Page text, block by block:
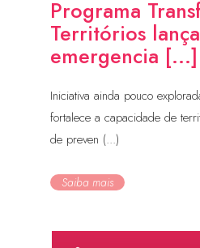
Programa
Territórios
emergencia [...]
Iniciativa ainda pouco
fortalece a capacidade de
de preven (...)
Saiba mais